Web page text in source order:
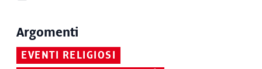
Argomenti
EVENTI RELIGIOSI